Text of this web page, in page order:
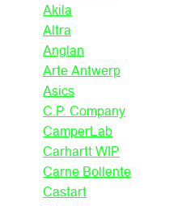
Akila
Altra
Anglan
Arte Antwerp
Asics
C.P. Company
CamperLab
Carhartt WIP
Carne Bollente
Castart